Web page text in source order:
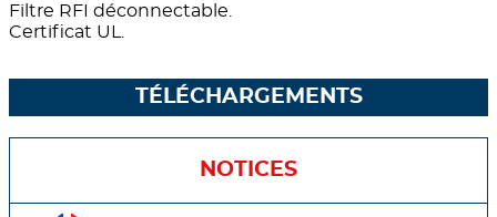
Filtre RFI déconnectable.
Certificat UL.
TÉLÉCHARGEMENTS
NOTICES